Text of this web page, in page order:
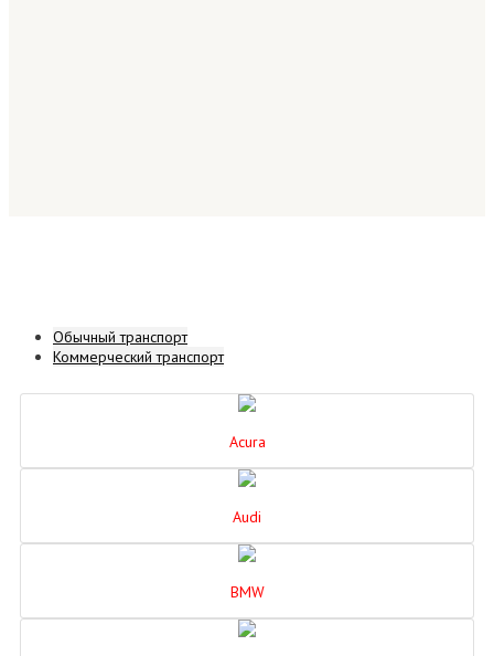
Обычный транспорт
Коммерческий транспорт
Acura
Audi
BMW